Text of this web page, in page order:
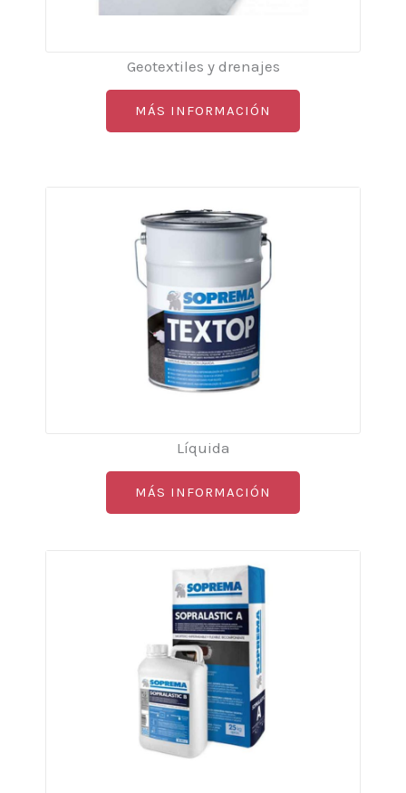
Geotextiles y drenajes
MÁS INFORMACIÓN
Líquida
MÁS INFORMACIÓN